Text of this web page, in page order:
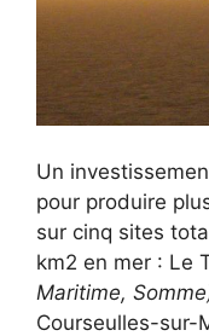
Un
pour produire
sur cinq sites
km2 en mer : Le
Maritime,
Courseulles-sur-